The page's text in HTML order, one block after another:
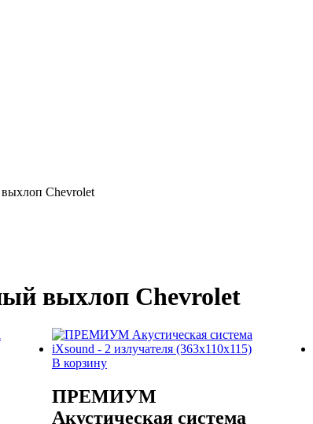
Chevrolet
выхлоп Chevrolet
В корзину
ПРЕМИУМ
Акустическая система